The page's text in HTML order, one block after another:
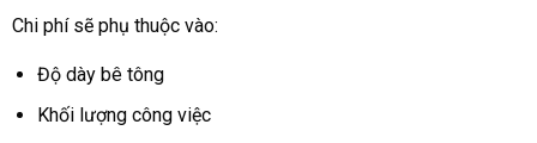
Chi phí sẽ phụ thuộc vào:
Độ dày bê tông
Khối lượng công việc